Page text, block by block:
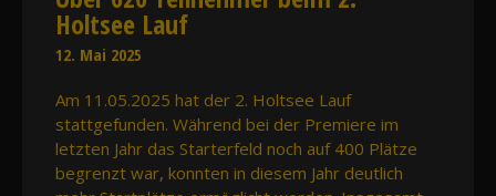
Holtsee Lauf
12. Mai 2025
Am 11.05.2025 hat der 2. Holtsee Lauf
stattgefunden. Während bei der Premiere im
letzten Jahr das Starterfeld noch auf 400 Plätze
begrenzt war, konnten in diesem Jahr deutlich